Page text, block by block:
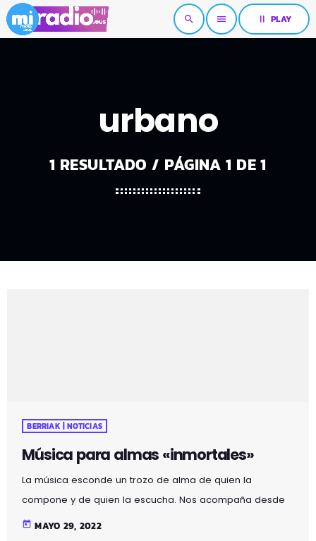
search menu pause PLAY
urbano
1 RESULTADO / PÁGINA 1 DE 1
BERRIAK | NOTICIAS
Música para almas «inmortales»
La música esconde un trozo de alma de quien la
compone y de quien la escucha. Nos acompaña desde
que nacemos hasta que morimos y en los momentos
today MAYO 29, 2022